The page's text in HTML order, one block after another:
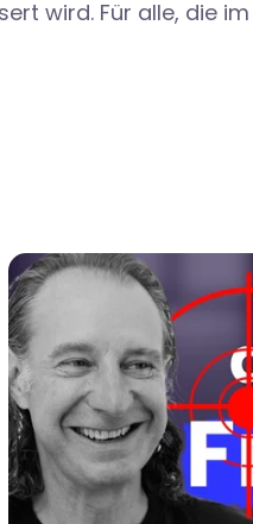
wird. Für alle, die